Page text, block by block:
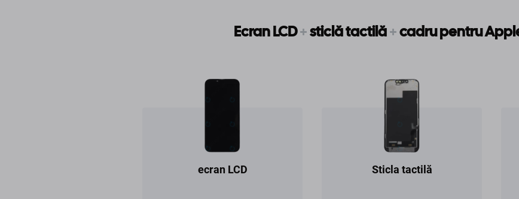
Ecran LCD+sticlă tactilă+cadru pentru
ecran LCD Sticla tactilă